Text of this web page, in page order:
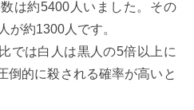
は約5400人いました。その
が約1300人です。
では白人は黒人の5倍以上に
倒的に殺される確率が高いと